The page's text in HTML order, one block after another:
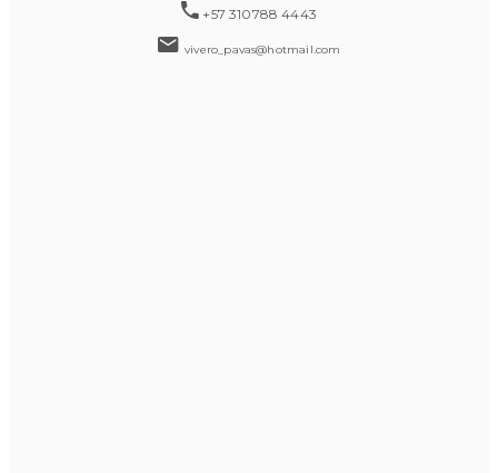
+57 310788 4443
vivero_pavas@hotmail.com